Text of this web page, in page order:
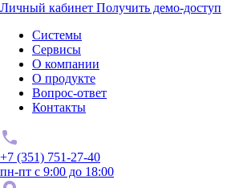
Личный кабинет Получить демо-доступ
Системы
Сервисы
О компании
О продукте
Вопрос-ответ
Контакты
+7 (351) 751-27-40
пн-пт с 9:00 до 18:00